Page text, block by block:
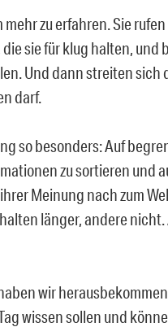
zu erfahren. Sie
sie für klug halten, und
Und dann streiten sich
darf.
so besonders: Auf
zu sortieren und
Meinung nach zum
länger, andere nicht.
wir
wissen sollen und